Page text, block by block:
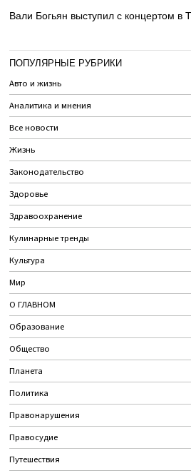
Вали Богьян выступил с концертом в
ПОПУЛЯРНЫЕ РУБРИКИ
Авто и жизнь
Аналитика и мнения
Все новости
Жизнь
Законодательство
Здоровье
Здравоохранение
Кулинарные тренды
Культура
Мир
О ГЛАВНОМ
Образование
Общество
Планета
Политика
Правонарушения
Правосудие
Путешествия